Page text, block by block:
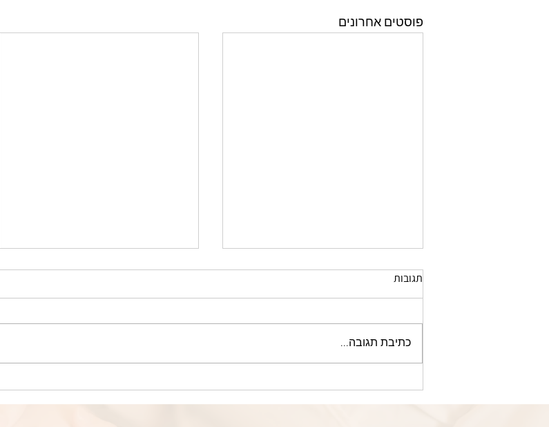
פוסטים אחרונים
אוכל בחורף
תגובות
כתיבת תגובה...